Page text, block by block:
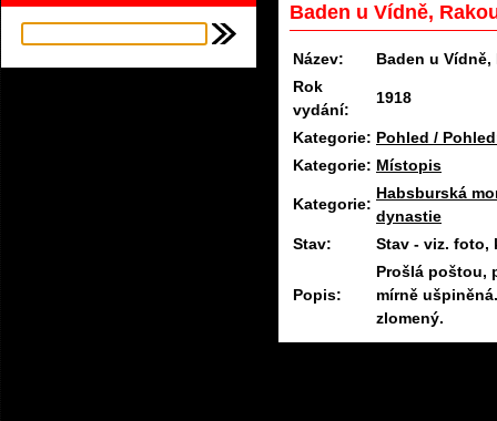
Baden u Vídně,
Název:
Baden u
Rok
vydání:
1918
Kategorie: Pohled /
Kategorie: Místopis
Kategorie:
Habsburská
dynastie
Stav:
Stav - viz. foto,
Popis:
Prošlá poštou,
mírně
zlomený.